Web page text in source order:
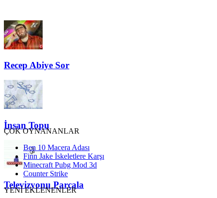
Recep Abiye Sor
İnsan Topu
Televizyonu Parçala
ÇOK OYNANANLAR
Ben 10 Macera Adası
Finn Jake İskeletlere Karşı
Minecraft Pubg Mod 3d
Counter Strike
YENİ EKLENENLER